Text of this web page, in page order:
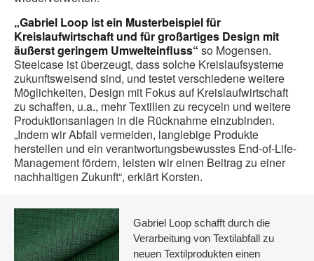
„Gabriel Loop ist ein Musterbeispiel für
Kreislaufwirtschaft und für großartiges Design mit
äußerst geringem Umwelteinfluss“ so Mogensen.
Steelcase ist überzeugt, dass solche Kreislaufsysteme
zukunftsweisend sind, und testet verschiedene weitere
Möglichkeiten, Design mit Fokus auf Kreislaufwirtschaft
zu schaffen, u.a., mehr Textilien zu recyceln und weitere
Produktionsanlagen in die Rücknahme einzubinden.
„Indem wir Abfall vermeiden, langlebige Produkte
herstellen und ein verantwortungsbewusstes End-of-Life-
Management fördern, leisten wir einen Beitrag zu einer
nachhaltigen Zukunft“, erklärt Korsten.
Gabriel Loop schafft durch die
Verarbeitung von Textilabfall zu
neuen Textilprodukten einen